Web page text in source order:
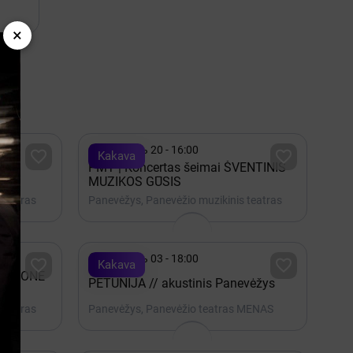
Kakava 
 Декабрь 20 - 16:00
PMT | Koncertas šeimai ŠVENTINIS
MUZIKOS GŪSIS
Panevėžys, Panevėžio muzikinis teatras

teatras
Kakava
 Декабрь 03 - 18:00
PETUNIJA // akustinis Panevėžys
Panevėžys, Panevėžio teatras MENAS
×